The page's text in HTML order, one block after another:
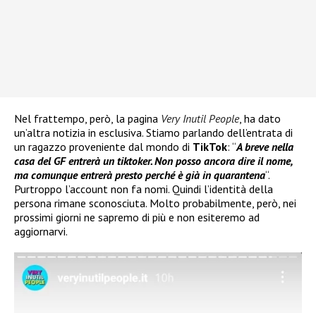
Nel frattempo, però, la pagina Very Inutil People, ha dato
un’altra notizia in esclusiva. Stiamo parlando dell’entrata di
un ragazzo proveniente dal mondo di TikTok: “A breve nella
casa del GF entrerà un tiktoker. Non posso ancora dire il nome,
ma comunque entrerà presto perché è già in quarantena“.
Purtroppo l’account non fa nomi. Quindi l’identità della
persona rimane sconosciuta. Molto probabilmente, però, nei
prossimi giorni ne sapremo di più e non esiteremo ad
aggiornarvi.